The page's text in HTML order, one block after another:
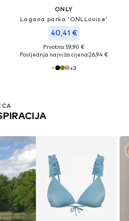
ONLY
Lagana parka 'ONLLouise'
40,41 €
Prvotno: 59,90 €
Posljednja najniža cijena:26,94 €
+3